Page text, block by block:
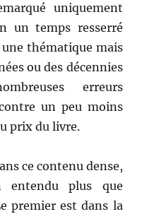
uniquement
un temps resserré
thématique mais
ou des décennies
erreurs
un peu moins
prix du livre.
ce contenu dense,
plus que
premier est dans la